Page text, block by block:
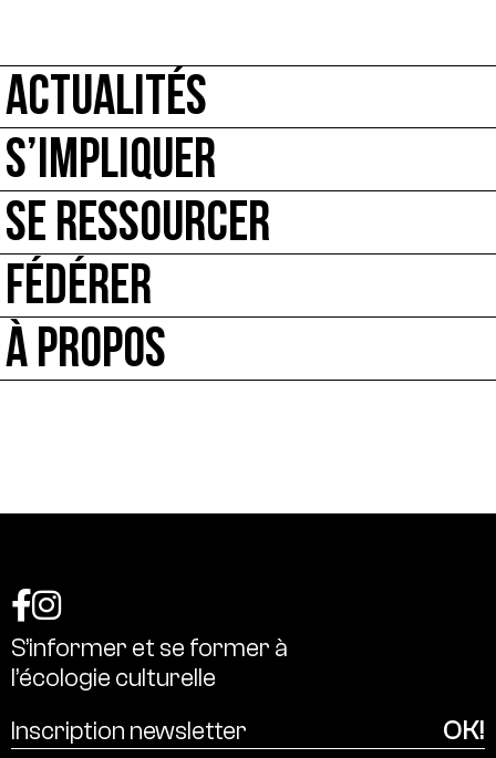
ACTUALITÉS
S’IMPLIQUER
SE RESSOURCER
FÉDÉRER
À PROPOS
S’informer et se former à
l’écologie culturelle